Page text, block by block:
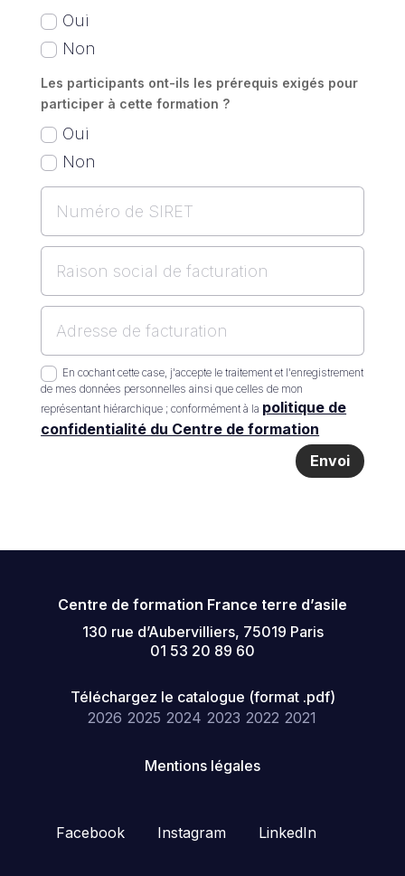
Oui
Non
Les participants ont-ils les prérequis exigés pour
participer à cette formation ?
Oui
Non
En cochant cette case, j'accepte le traitement et l'enregistrement
de mes données personnelles ainsi que celles de mon
représentant hiérarchique ; conformément à la politique de
confidentialité du Centre de formation
Envoi
Centre de formation France terre d’asile
130 rue d’Aubervilliers, 75019 Paris
01 53 20 89 60
Téléchargez le catalogue (format .pdf)
2026 2025 2024 2023 2022 2021
Mentions légales
Facebook Instagram LinkedIn